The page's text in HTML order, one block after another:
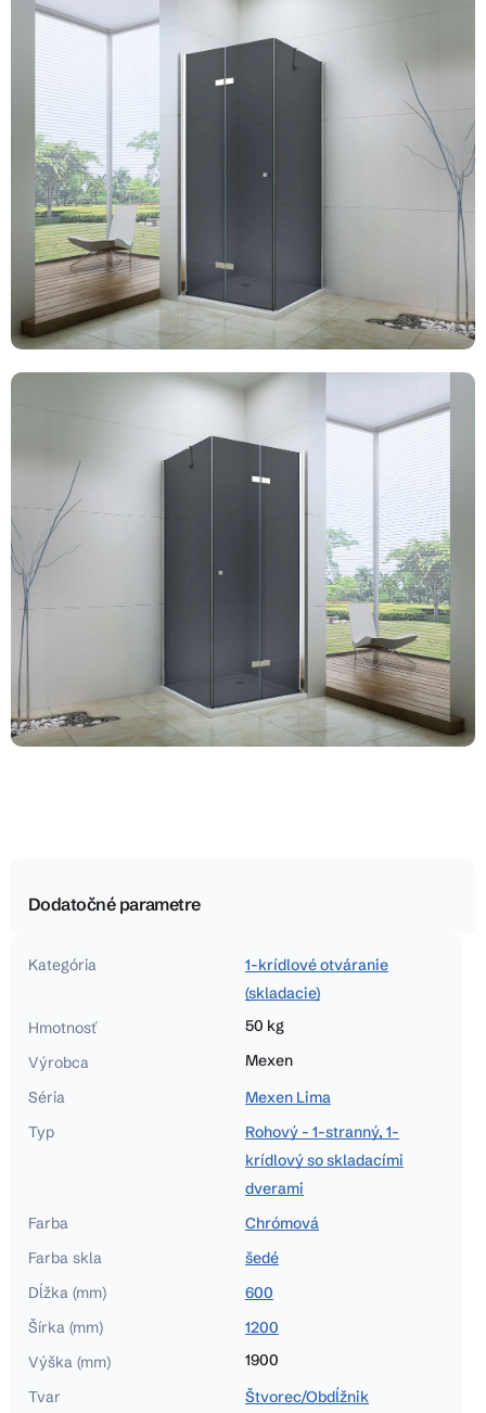
Dodatočné parametre
Kategória
1-krídlové otváranie
(skladacie)
Hmotnosť
50 kg
Výrobca
Mexen
Séria
Mexen Lima
Typ
Rohový - 1-stranný, 1-
krídlový so skladacími
dverami
Farba
Chrómová
Farba skla
šedé
Dĺžka (mm)
600
Šírka (mm)
1200
Výška (mm)
1900
Tvar
Štvorec/Obdĺžnik